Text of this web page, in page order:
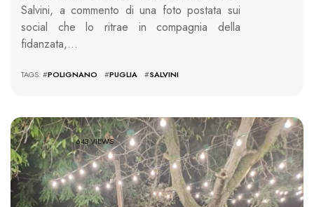
Salvini, a commento di una foto postata sui
social che lo ritrae in compagnia della
fidanzata,…
TAGS: #POLIGNANO #PUGLIA #SALVINI
643 VIEWS